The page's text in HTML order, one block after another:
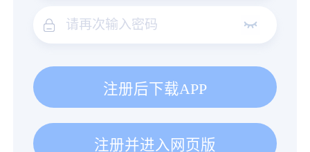
注册后下载APP
注册并进入网页版